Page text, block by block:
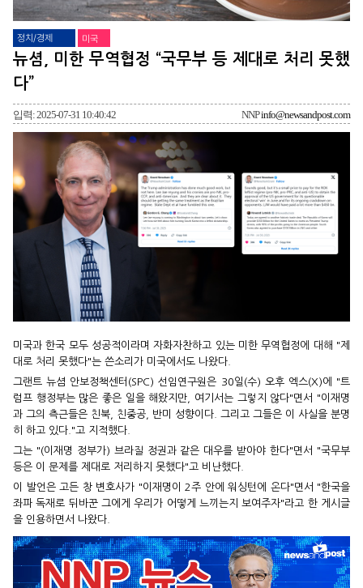
정치/경제 미국
뉴셤, 미한 무역협정 “국무부 등 제대로 처리 못했
다”
입력: 2025-07-31 10:40:42 NNPinfo@newsandpost.com
미국과 한국 모두 성공적이라며 자화자찬하고 있는 미한 무역협정에 대해 "제
대로 처리 못했다"는 쓴소리가 미국에서도 나왔다.
그랜트 뉴셤 안보정책센터(SPC) 선임연구원은 30일(수) 오후 엑스(X)에 "트
럼프 행정부는 많은 좋은 일을 해왔지만, 여기서는 그렇지 않다"면서 "이재명
과 그의 측근들은 친북, 친중공, 반미 성향이다. 그리고 그들은 이 사실을 분명
히 하고 있다."고 지적했다.
그는 "(이재명 정부가) 브라질 정권과 같은 대우를 받아야 한다"면서 "국무부
등은 이 문제를 제대로 저리하지 못했다"고 비난했다.
이 발언은 고든 창 변호사가 "이재명이 2주 안에 워싱턴에 온다"면서 "한국을
좌파 독재로 뒤바꾼 그에게 우리가 어떻게 느끼는지 보여주자"라고 한 게시글
을 인용하면서 나왔다.